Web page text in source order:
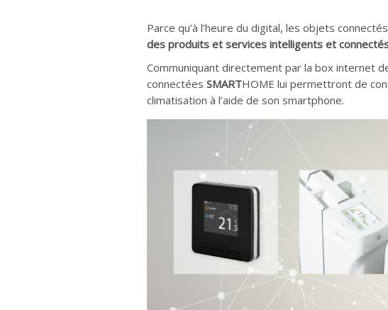
Parce qu’à l’heure du digital, les objets
des produits et services intelligents et
Communiquant directement par la box internet
connectées SMARTHOME lui permettront de
climatisation à l’aide de son smartphone.